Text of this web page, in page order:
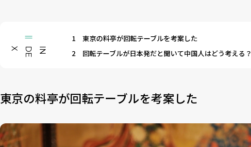
I
N
D
E
X
1
東京の料亭が回転テーブルを考案した
2
回転テーブルが日本発だと聞いて中国人はどう考える？
東京の料亭が回転テーブルを考案した